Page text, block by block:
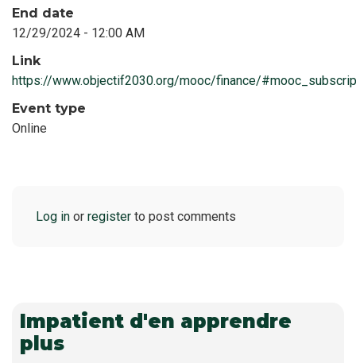
End date
12/29/2024 - 12:00 AM
Link
https://www.objectif2030.org/mooc/finance/
Event type
Online
Log in or register to post comments
Impatient d'en apprendre
plus